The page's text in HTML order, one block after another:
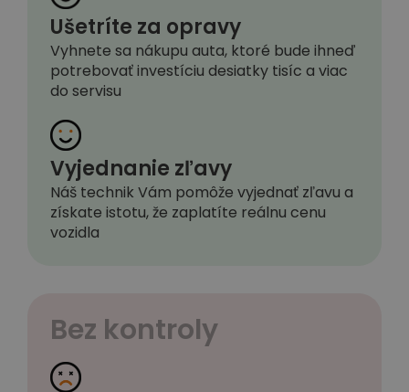
Ušetríte za opravy
Vyhnete sa nákupu auta, ktoré bude ihneď
potrebovať investíciu desiatky tisíc a viac
do servisu
Vyjednanie zľavy
Náš technik Vám pomôže vyjednať zľavu a
získate istotu, že zaplatíte reálnu cenu
vozidla
Bez kontroly